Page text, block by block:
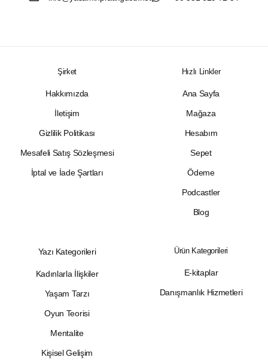
Şirket
Hakkımızda
İletişim
Gizlilik Politikası
Mesafeli Satış Sözleşmesi
İptal ve İade Şartları
Hızlı Linkler
Ana Sayfa
Mağaza
Hesabım
Sepet
Ödeme
Podcastler
Blog
Yazı Kategorileri
Kadınlarla İlişkiler
Yaşam Tarzı
Oyun Teorisi
Mentalite
Kişisel Gelişim
Ürün Kategorileri
E-kitaplar
Danışmanlık Hizmetleri